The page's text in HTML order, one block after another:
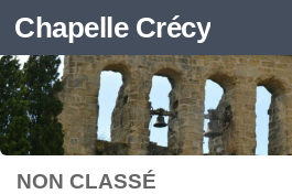
Skip to content
Chapelle Crécy
NON CLASSÉ